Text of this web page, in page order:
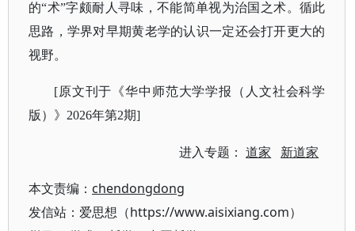
的“术”字颇耐人寻味，不能简单视为治国之术。循此
思路，学界对早期黄老学的认识一定还会打开更大的
视野。
[原文刊于《华中师范大学学报（人文社会科学
版）》2026年第2期]
进入专题：道家 新道家
本文责编： chendongdong
发信站：爱思想（https://www.aisixiang.com）